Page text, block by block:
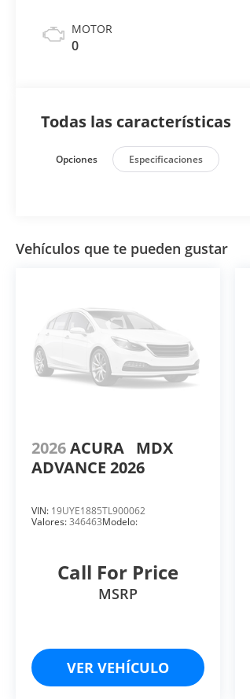
MOTOR
0
Todas las características
Opciones Especificaciones
Vehículos que te pueden gustar
2026ACURA MDX
ADVANCE 2026
VIN: 19UYE1885TL900062
Valores:346463Modelo:
Call For Price
MSRP
VER VEHÍCULO